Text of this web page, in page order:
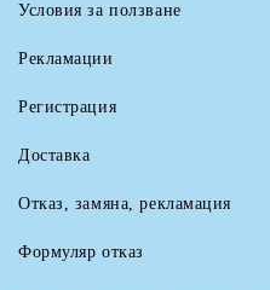
Условия за ползване
Рекламации
Регистрация
Доставка
Отказ, замяна, рекламация
Формуляр отказ